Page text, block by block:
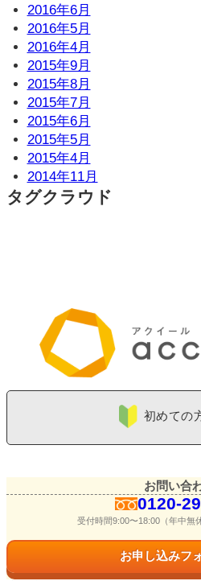
2016年6月
2016年5月
2016年4月
2015年9月
2015年8月
2015年7月
2015年6月
2015年5月
2015年4月
2014年11月
タグクラウド
初めての
お問い合
0120-
受付時間9:00〜18:00（年中無
お申し込みフ